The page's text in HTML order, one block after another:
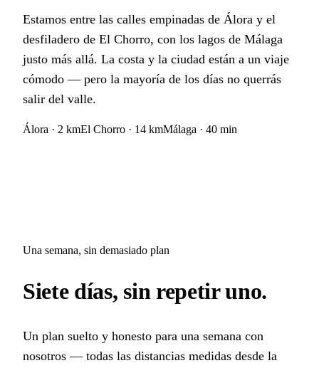
Estamos entre las calles empinadas de Álora y el
desfiladero de El Chorro, con los lagos de Málaga
justo más allá. La costa y la ciudad están a un viaje
cómodo — pero la mayoría de los días no querrás
salir del valle.
Álora · 2 kmEl Chorro · 14 kmMálaga · 40 min
Una semana, sin demasiado plan
Siete días, sin repetir uno.
Un plan suelto y honesto para una semana con
nosotros — todas las distancias medidas desde la